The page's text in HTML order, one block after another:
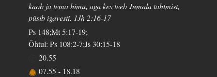
kaob ja tema himu, aga kes teeb Jumala tahtmist,
püsib igavesti. 1Jh 2:16-17
Ps 148;Mt 5:17-19;
Õhtul: Ps 108:2-7;Js 30:15-18
20.55
07.55- 18.18